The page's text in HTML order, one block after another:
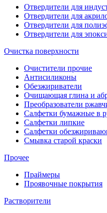
Отвердители для
Отвердители для
Отвердители для
Отвердители для
Очистка поверхности
Очистители прочие
Антисиликоны
Обезжириватели
Очищающая глина и
Преобразователи
Салфетки бумажные в
Салфетки липкие
Салфетки
Смывка старой краски
Прочее
Праймеры
Проявочные покрытия
Растворители